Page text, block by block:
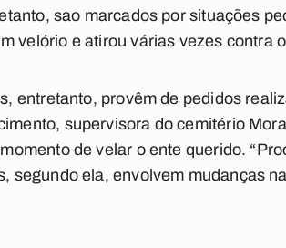
sao marcados por situações
velório e atirou várias vezes contra
entretanto, provêm de pedidos
supervisora do cemitério
de velar o ente querido.
segundo ela, envolvem mudanças